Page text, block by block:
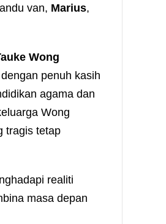
van, Marius,
Wong
penuh kasih
agama dan
Wong
tragis tetap
realiti
masa depan